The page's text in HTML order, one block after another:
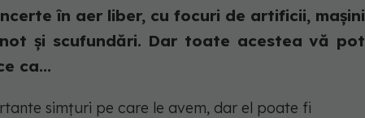
în aer liber, cu focuri de artificii, mașini
și scufundări. Dar toate acestea vă pot
ca...
simțuri pe care le avem, dar el poate fi